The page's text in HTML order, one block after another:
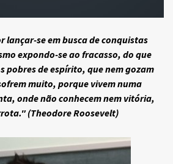
lançar-se em busca de conquistas
expondo-se ao fracasso, do que
pobres de espírito, que nem gozam
muito, porque vivem numa
onde não conhecem nem vitória,
(Theodore Roosevelt)